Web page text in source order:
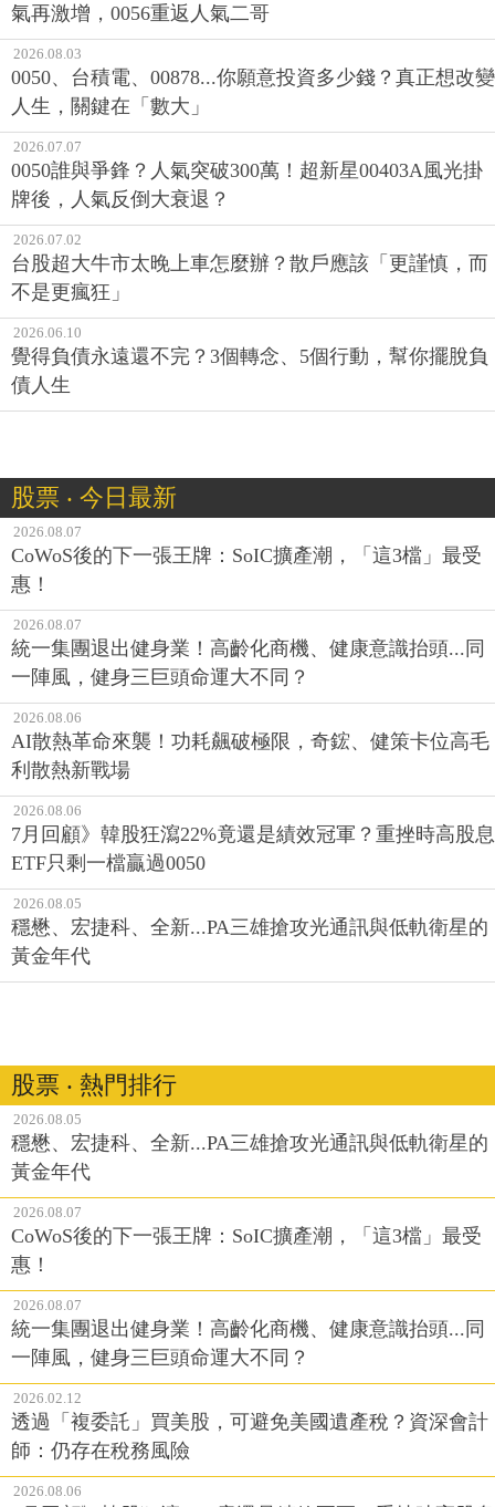
氣再激增，0056重返人氣二哥
2026.08.03
0050、台積電、00878...你願意投資多少錢？真正想改變
人生，關鍵在「數大」
2026.07.07
0050誰與爭鋒？人氣突破300萬！超新星00403A風光掛
牌後，人氣反倒大衰退？
2026.07.02
台股超大牛市太晚上車怎麼辦？散戶應該「更謹慎，而
不是更瘋狂」
2026.06.10
覺得負債永遠還不完？3個轉念、5個行動，幫你擺脫負
債人生
股票 ‧ 今日最新
2026.08.07
CoWoS後的下一張王牌：SoIC擴產潮，「這3檔」最受
惠！
2026.08.07
統一集團退出健身業！高齡化商機、健康意識抬頭...同
一陣風，健身三巨頭命運大不同？
2026.08.06
AI散熱革命來襲！功耗飆破極限，奇鋐、健策卡位高毛
利散熱新戰場
2026.08.06
7月回顧》韓股狂瀉22%竟還是績效冠軍？重挫時高股息
ETF只剩一檔贏過0050
2026.08.05
穩懋、宏捷科、全新...PA三雄搶攻光通訊與低軌衛星的
黃金年代
股票 ‧ 熱門排行
2026.08.05
穩懋、宏捷科、全新...PA三雄搶攻光通訊與低軌衛星的
黃金年代
2026.08.07
CoWoS後的下一張王牌：SoIC擴產潮，「這3檔」最受
惠！
2026.08.07
統一集團退出健身業！高齡化商機、健康意識抬頭...同
一陣風，健身三巨頭命運大不同？
2026.02.12
透過「複委託」買美股，可避免美國遺產稅？資深會計
師：仍存在稅務風險
2026.08.06